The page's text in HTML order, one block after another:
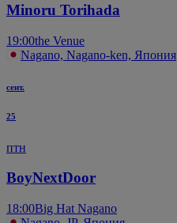
Minoru Torihada
19:00the Venue
Nagano, Nagano-ken, Япония
сент.
25
птн
BoyNextDoor
18:00Big Hat Nagano